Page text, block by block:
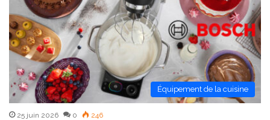
Équipement de la cuisine
25 juin 2026 0 246